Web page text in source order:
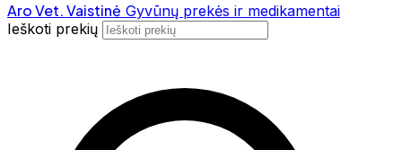
Aro Vet. Vaistinė Gyvūnų prekės ir medikamentai
Ieškoti prekių